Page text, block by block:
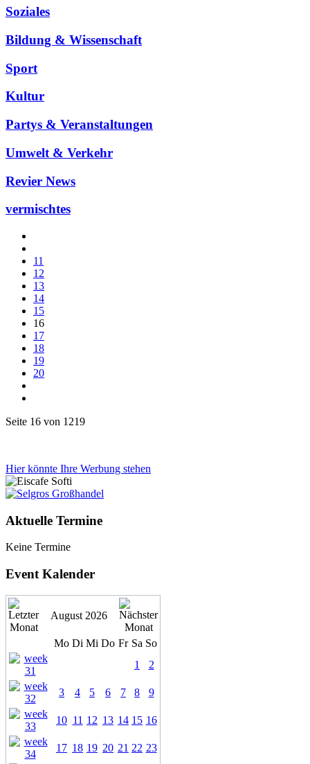
Soziales
Bildung & Wissenschaft
Sport
Kultur
Partys & Veranstaltungen
Umwelt & Verkehr
Revier News
vermischtes
11
12
13
14
15
16
17
18
19
20
Seite 16 von 1219
Hier könnte Ihre Werbung stehen
Aktuelle Termine
Keine Termine
Event Kalender
August 2026
Mo Di Mi Do Fr Sa So
1
2
3 4 5 6 7 8 9
10 11 12 13 14 15 16
17 18 19 20 21 22 23